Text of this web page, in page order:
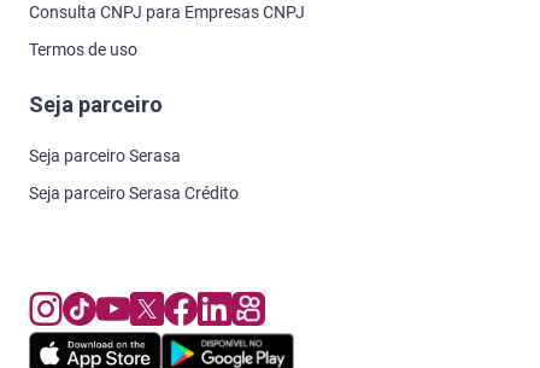
Consulta CNPJ para Empresas CNPJ
Termos de uso
Seja parceiro
Seja parceiro Serasa
Seja parceiro Serasa Crédito